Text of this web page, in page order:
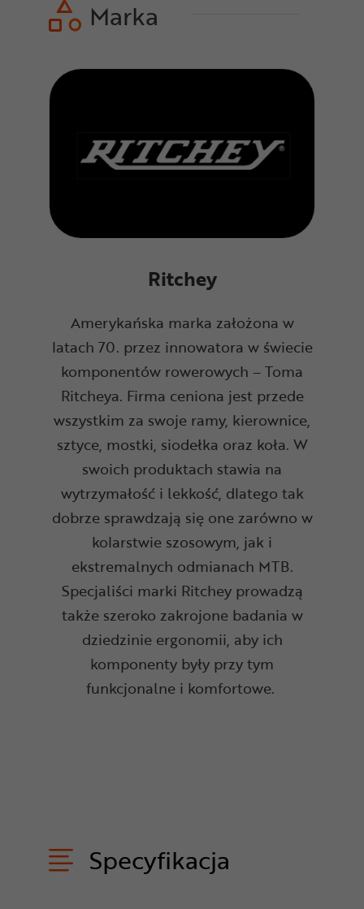
Marka
Ritchey
Amerykańska marka założona w
latach 70. przez innowatora w świecie
komponentów rowerowych – Toma
Ritcheya. Firma ceniona jest przede
wszystkim za swoje ramy, kierownice,
sztyce, mostki, siodełka oraz koła. W
swoich produktach stawia na
wytrzymałość i lekkość, dlatego tak
dobrze sprawdzają się one zarówno w
kolarstwie szosowym, jak i
ekstremalnych odmianach MTB.
Specjaliści marki Ritchey prowadzą
także szeroko zakrojone badania w
dziedzinie ergonomii, aby ich
komponenty były przy tym
funkcjonalne i komfortowe.
Specyfikacja